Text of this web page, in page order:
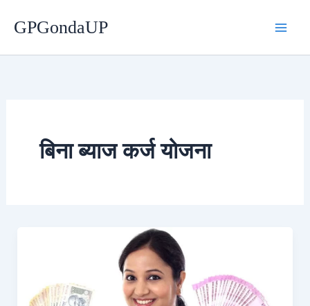
GPGondaUP
बिना ब्याज कर्ज योजना